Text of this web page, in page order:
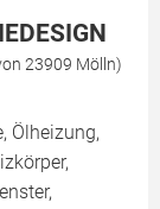
23909 Mölln)
Ölheizung,